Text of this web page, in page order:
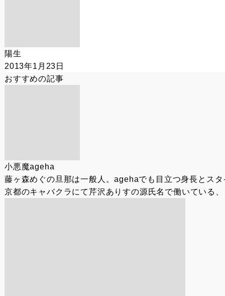
陽生
2013年1月23日
おすすめの記事
小悪魔ageha
藤ヶ森めぐの旦那は一般人。agehaでも目立つ身長とス
京都のキャバクラにて芹沢ありすの源氏名で働いている